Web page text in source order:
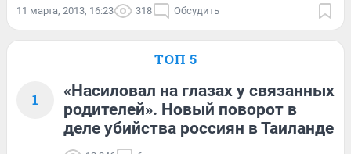
11 марта, 2013, 16:23 318 Обсудить
ТОП 5
1
«Насиловал на глазах у связанных
родителей». Новый поворот в
деле убийства россиян в Таиланде